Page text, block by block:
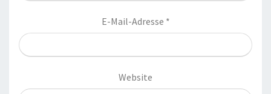
E-Mail-Adresse *
Website